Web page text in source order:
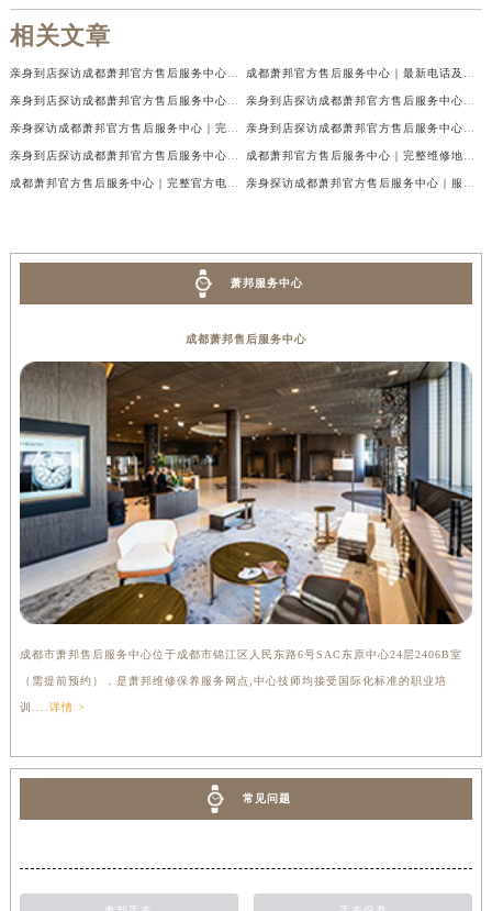
相关文章
萧邦服务中心
成都萧邦售后服务中心
成都市萧邦售后服务中心位于成都市锦江区人民东路6号SAC东原中心24层2406B室
（需提前预约），是萧邦维修保养服务网点,中心技师均接受国际化标准的职业培
训.... 详情 >
常见问题